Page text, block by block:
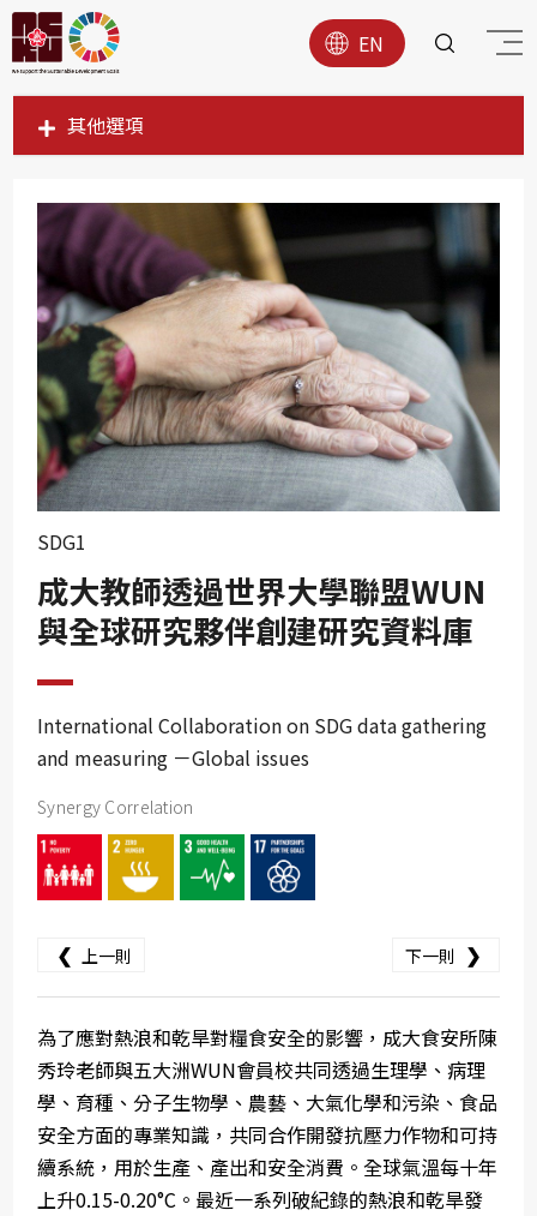
EN
其他選項
SDG1
SDG3
SDG4
SDG5
SDG6
SDG7
SDG8
SDG9
SDG11
SDG12
SDG14
SDG15
SDG17
SDG1
成大教師透過世界大學聯盟WUN
與全球研究夥伴創建研究資料庫
International Collaboration on SDG data gathering
and measuring －Global issues
Synergy Correlation
❮ 上一則 下一則 ❯
為了應對熱浪和乾旱對糧食安全的影響，成大食安所陳
秀玲老師與五大洲WUN會員校共同透過生理學、病理
學、育種、分子生物學、農藝、大氣化學和污染、食品
安全方面的專業知識，共同合作開發抗壓力作物和可持
續系統，用於生產、產出和安全消費。全球氣溫每十年
上升0.15-0.20°C。最近一系列破紀錄的熱浪和乾旱發